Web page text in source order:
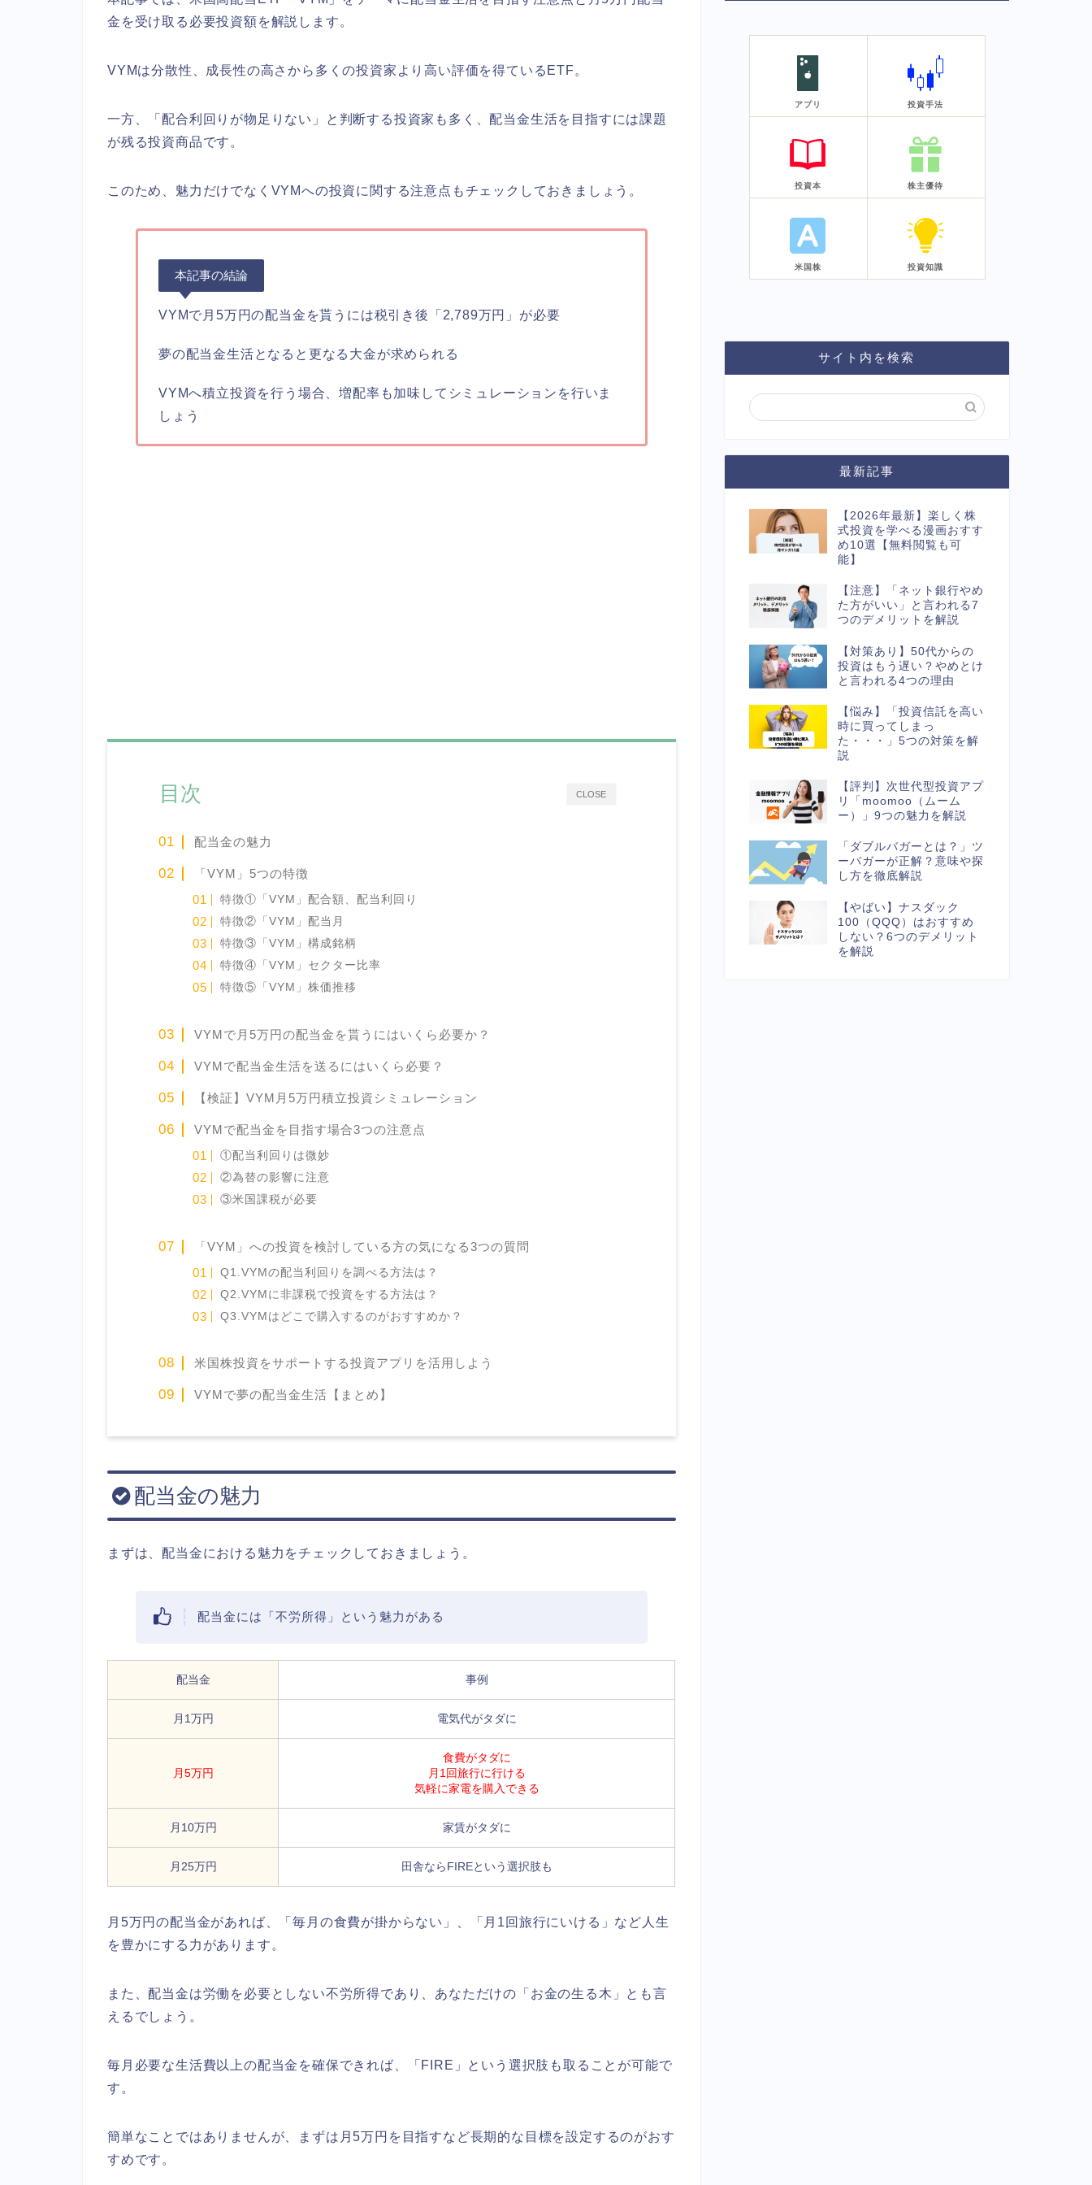
金を受け取る必要投資額を解説します。
VYMは分散性、成長性の高さから多くの投資家より高い評価を得ているETF。
一方、「配合利回りが物足りない」と判断する投資家も多く、配当金生活を目指すには課題
が残る投資商品です。
このため、魅力だけでなくVYMへの投資に関する注意点もチェックしておきましょう。
本記事の結論
VYMで月5万円の配当金を貰うには税引き後「2,789万円」が必要
夢の配当金生活となると更なる大金が求められる
VYMへ積立投資を行う場合、増配率も加味してシミュレーションを行いま
しょう
CLOSE
目次
配当金の魅力
「VYM」5つの特徴
特徴①「VYM」配合額、配当利回り
特徴②「VYM」配当月
特徴③「VYM」構成銘柄
特徴④「VYM」セクター比率
特徴⑤「VYM」株価推移
VYMで月5万円の配当金を貰うにはいくら必要か？
VYMで配当金生活を送るにはいくら必要？
【検証】VYM月5万円積立投資シミュレーション
VYMで配当金を目指す場合3つの注意点
①配当利回りは微妙
②為替の影響に注意
③米国課税が必要
「VYM」への投資を検討している方の気になる3つの質問
Q1.VYMの配当利回りを調べる方法は？
Q2.VYMに非課税で投資をする方法は？
Q3.VYMはどこで購入するのがおすすめか？
米国株投資をサポートする投資アプリを活用しよう
VYMで夢の配当金生活【まとめ】
配当金の魅力
まずは、配当金における魅力をチェックしておきましょう。
配当金には「不労所得」という魅力がある
配当金 事例
月1万円 電気代がタダに
月5万円
食費がタダに
月1回旅行に行ける
気軽に家電を購入できる
月10万円 家賃がタダに
月25万円 田舎ならFIREという選択肢も
月5万円の配当金があれば、「毎月の食費が掛からない」、「月1回旅行にいける」など人生
を豊かにする力があります。
また、配当金は労働を必要としない不労所得であり、あなただけの「お金の生る木」とも言
えるでしょう。
毎月必要な生活費以上の配当金を確保できれば、「FIRE」という選択肢も取ることが可能で
す。
簡単なことではありませんが、まずは月5万円を目指すなど長期的な目標を設定するのがおす
すめです。
アプリ 投資手法
投資本 株主優待
米国株 投資知識
サイト内を検索
最新記事
【2026年最新】楽しく株
式投資を学べる漫画おすす
め10選【無料閲覧も可
能】
【注意】「ネット銀行やめ
た方がいい」と言われる7
つのデメリットを解説
【対策あり】50代からの
投資はもう遅い？やめとけ
と言われる4つの理由
【悩み】「投資信託を高い
時に買ってしまっ
た・・・」5つの対策を解
説
【評判】次世代型投資アプ
リ「moomoo（ムーム
ー）」9つの魅力を解説
「ダブルバガーとは？」ツ
ーバガーが正解？意味や探
し方を徹底解説
【やばい】ナスダック
100（QQQ）はおすすめ
しない？6つのデメリット
を解説